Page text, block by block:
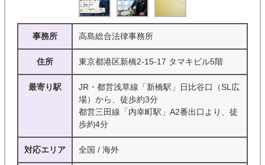
事務所 高島総合法律事務所
住所 東京都港区新橋2-15-17 タマキビル5階
最寄り駅
JR・都営浅草線「新橋駅」日比谷口（SL広
場）から、徒歩約3分
都営三田線「内幸町駅」A2番出口より、徒
歩約4分
対応エリア 全国 / 海外